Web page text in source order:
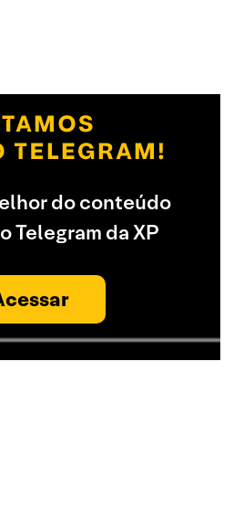
do conteúdo
Telegram da XP